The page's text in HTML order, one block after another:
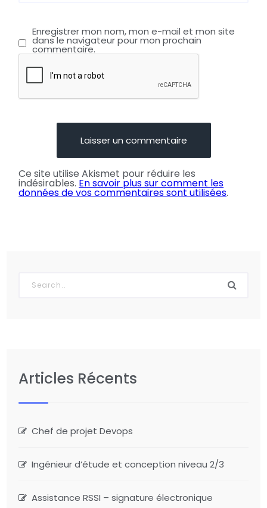
Enregistrer mon nom, mon e-mail et mon site
dans le navigateur pour mon prochain
commentaire.
Ce site utilise Akismet pour réduire les
indésirables. En savoir plus sur comment les
données de vos commentaires sont utilisées.
Articles Récents
Chef de projet Devops
Ingénieur d’étude et conception niveau 2/3
Assistance RSSI – signature électronique